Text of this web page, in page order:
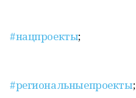
#нацпроекты;
#региональныепроекты;